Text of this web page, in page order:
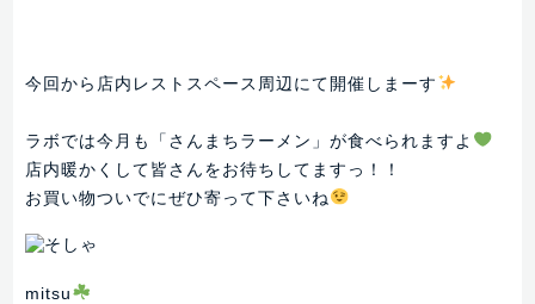
今回から店内レストスペース周辺にて開催しまーす
ラボでは今月も「さんまちラーメン」が食べられますよ
店内暖かくして皆さんをお待ちしてますっ！！
お買い物ついでにぜひ寄って下さいね
mitsu